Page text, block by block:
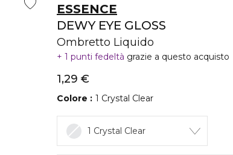
ESSENCE
DEWY EYE GLOSS
Ombretto Liquido
1 punti fedeltà grazie a questo acquisto
1,29 €
Colore 1 Crystal Clear
1 Crystal Clear